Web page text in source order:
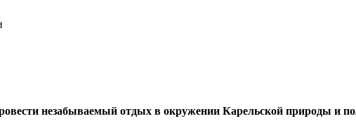
незабываемый отдых в окружении Карельской природы и